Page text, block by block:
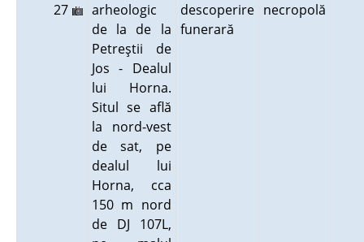
27
arheologic
de la de la
Petreştii de
Jos - Dealul
lui Horna.
Situl se află
la nord-vest
de sat, pe
dealul lui
Horna, cca
150 m nord
de DJ 107L,
descoperire
funerară
necropolă